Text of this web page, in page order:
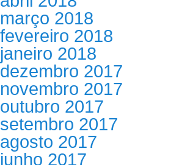
março 2018
fevereiro 2018
janeiro 2018
dezembro 2017
novembro 2017
outubro 2017
setembro 2017
agosto 2017
junho 2017